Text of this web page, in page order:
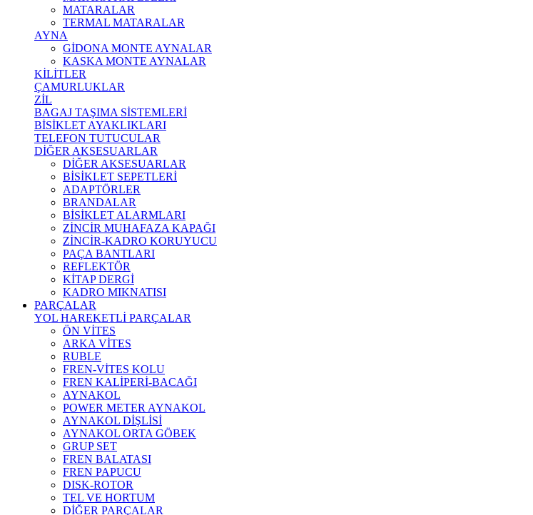
MATARALAR
TERMAL MATARALAR
AYNA
GİDONA MONTE AYNALAR
KASKA MONTE AYNALAR
KİLİTLER
ÇAMURLUKLAR
ZİL
BAGAJ TAŞIMA SİSTEMLERİ
BİSİKLET AYAKLIKLARI
TELEFON TUTUCULAR
DİĞER AKSESUARLAR
DİĞER AKSESUARLAR
BİSİKLET SEPETLERİ
ADAPTÖRLER
BRANDALAR
BİSİKLET ALARMLARI
ZİNCİR MUHAFAZA KAPAĞI
ZİNCİR-KADRO KORUYUCU
PAÇA BANTLARI
REFLEKTÖR
KİTAP DERGİ
KADRO MIKNATISI
PARÇALAR
YOL HAREKETLİ PARÇALAR
ÖN VİTES
ARKA VİTES
RUBLE
FREN-VİTES KOLU
FREN KALİPERİ-BACAĞI
AYNAKOL
POWER METER AYNAKOL
AYNAKOL DİŞLİSİ
AYNAKOL ORTA GÖBEK
GRUP SET
FREN BALATASI
FREN PAPUCU
DISK-ROTOR
TEL VE HORTUM
DİĞER PARÇALAR